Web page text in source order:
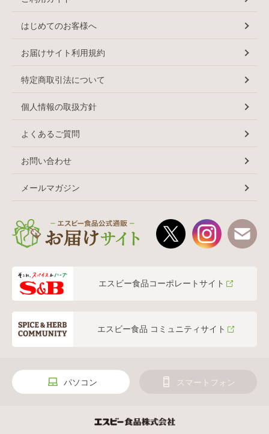
はじめてのお客様へ
お届けサイト利用規約
特定商取引法について
個人情報の取扱方針
よくあるご質問
お問い合わせ
メールマガジン
エスビー食品コーポレートサイト
エスビー食品 コミュニティサイト
パソコン スマートフォン